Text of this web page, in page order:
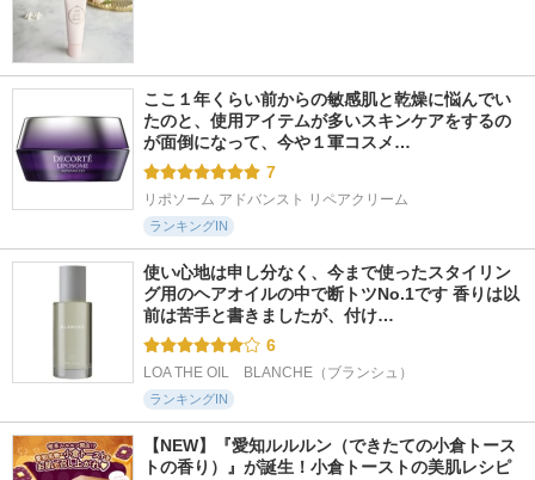
ここ１年くらい前からの敏感肌と乾燥に悩んでい
たのと、使用アイテムが多いスキンケアをするの
が面倒になって、今や１軍コスメ…
7
リポソーム アドバンスト リペアクリーム
ランキングIN
使い心地は申し分なく、今まで使ったスタイリン
グ用のヘアオイルの中で断トツNo.1です 香りは以
前は苦手と書きましたが、付け…
6
LOA THE OIL　BLANCHE（ブランシュ）
ランキングIN
【NEW】『愛知ルルルン（できたての小倉トース
トの香り）』が誕生！小倉トーストの美肌レシピ